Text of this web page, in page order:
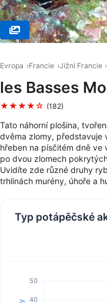
Evropa Francie Jižní Francie
les Basses
★★★★☆ (182)
Tato náhorní plošina,
dvěma zlomy, představuje
hřeben na písčitém dně ve
po dvou zlomech
Uvidíte zde různé druhy
trhlinách murény, úhoře a
Typ potápěčské